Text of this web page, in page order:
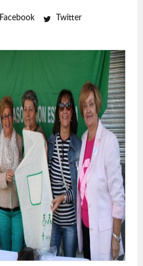
Facebook Twitter